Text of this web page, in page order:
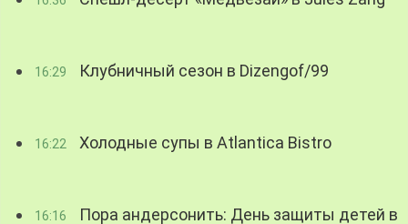
16:29 Клубничный сезон в Dizengof/99
16:22 Холодные супы в Atlantica Bistro
16:16
Пора андерсонить: День защиты детей в